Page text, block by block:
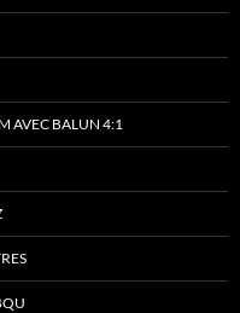
AVEC BALUN 4:1